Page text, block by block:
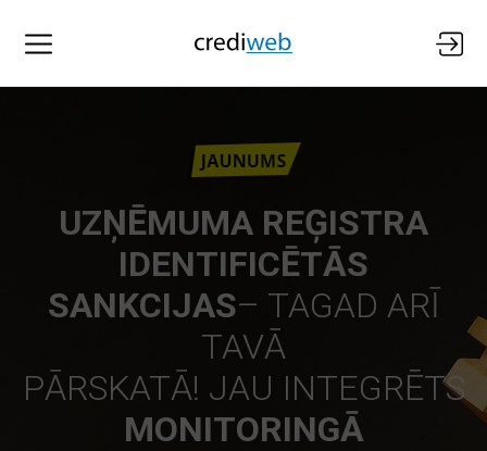
UZŅĒMUMA REĢISTRA
IDENTIFICĒTĀS
SANKCIJAS– TAGAD ARĪ
TAVĀ
PĀRSKATĀ! JAU INTEGRĒTS
MONITORINGĀ